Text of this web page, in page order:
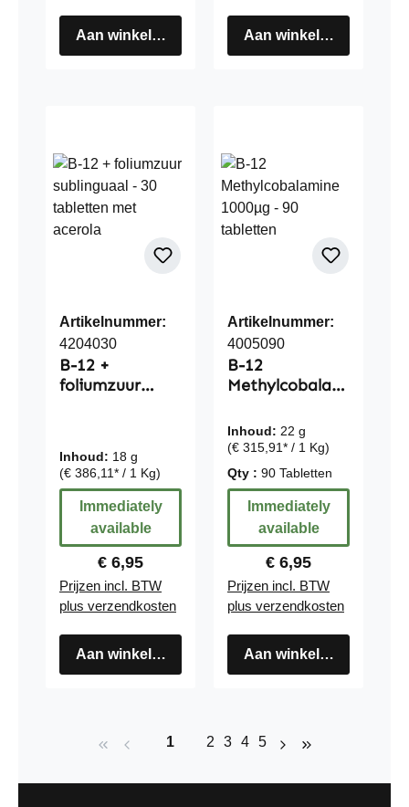
Aan winkelwagen Aan winkelwagen
Artikelnummer:
4204030
B-12 +
foliumzuur
Inhoud: 18 g
(€ 386,11* / 1 Kg)
Immediately
available
Regular price:
€ 6,95
Prijzen incl. BTW
plus verzendkosten
Aan winkelwagen
Artikelnummer:
4005090
B-12
Methylcobalam
tabletten
Inhoud: 22 g
(€ 315,91* / 1 Kg)
Qty : 90 Tabletten
Immediately
available
Regular price:
€ 6,95
Prijzen incl. BTW
plus verzendkosten
Aan winkelwagen
Page
1 Page
2 Page
3 Page
4 Page
5